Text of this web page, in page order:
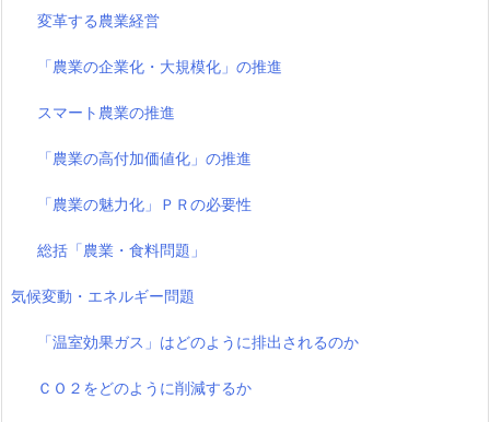
変革する農業経営
「農業の企業化・大規模化」の推進
スマート農業の推進
「農業の高付加価値化」の推進
「農業の魅力化」ＰＲの必要性
総括「農業・食料問題」
気候変動・エネルギー問題
「温室効果ガス」はどのように排出されるのか
ＣＯ２をどのように削減するか